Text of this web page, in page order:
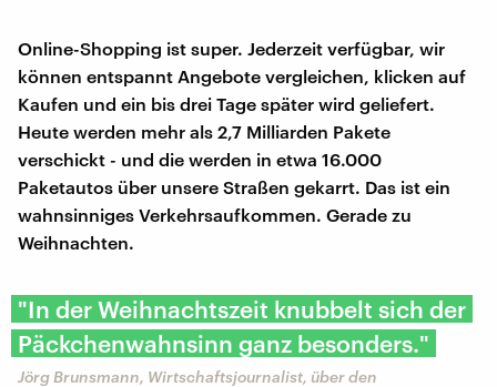
Online-Shopping ist super. Jederzeit verfügbar, wir
können entspannt Angebote vergleichen, klicken auf
Kaufen und ein bis drei Tage später wird geliefert.
Heute werden mehr als 2,7 Milliarden Pakete
verschickt - und die werden in etwa 16.000
Paketautos über unsere Straßen gekarrt. Das ist ein
wahnsinniges Verkehrsaufkommen. Gerade zu
Weihnachten.
"In der Weihnachtszeit knubbelt sich der
Päckchenwahnsinn ganz besonders."
Jörg Brunsmann, Wirtschaftsjournalist, über den